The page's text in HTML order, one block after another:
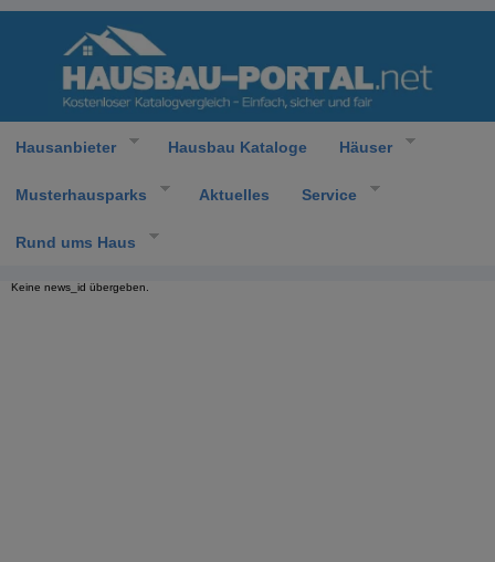
Hausanbieter Hausbau Kataloge Häuser
Musterhausparks Aktuelles Service
Rund ums Haus
Keine news_id übergeben.